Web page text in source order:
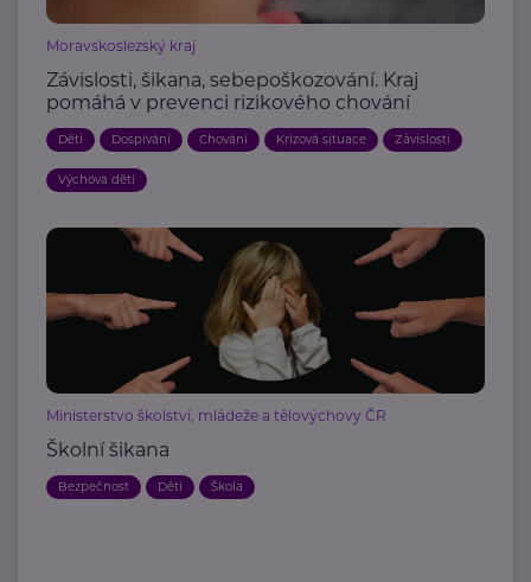
Moravskoslezský kraj
Závislosti, šikana, sebepoškozování. Kraj
pomáhá v prevenci rizikového chování
Děti Dospívání Chování Krizová situace Závislosti
Výchova dětí
Ministerstvo školství, mládeže a tělovýchovy ČR
Školní šikana
Bezpečnost Děti Škola